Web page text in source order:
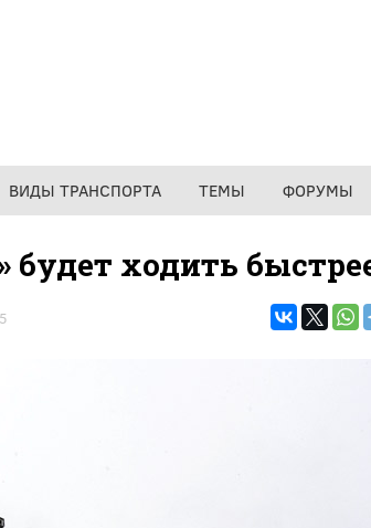
ВИДЫ ТРАНСПОРТА ТЕМЫ ФОРУМЫ
будет ходить